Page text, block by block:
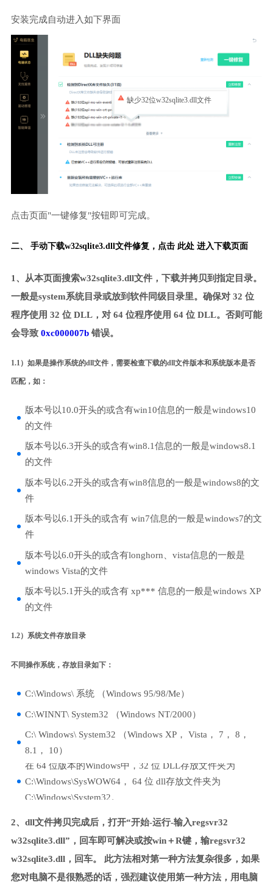
安装完成自动进入如下界面
缺少32位w32sqlite3.dll文件
点击页面"一键修复"按钮即可完成。
二、 手动下载w32sqlite3.dll文件修复， 点击 此处 进入下载页面
1、从本页面搜索w32sqlite3.dll文件，下载并拷贝到指定目录。
一般是system系统目录或放到软件同级目录里。确保对 32 位
程序使用 32 位 DLL，对 64 位程序使用 64 位 DLL。否则可能
会导致 0xc000007b错误。
1.1）如果是操作系统的dll文件，需要检查下载的dll文件版本和系统版本是否
匹配，如：
版本号以10.0开头的或含有win10信息的一般是windows10
的文件
版本号以6.3开头的或含有win8.1信息的一般是windows8.1
的文件
版本号以6.2开头的或含有win8信息的一般是windows8的文
件
版本号以6.1开头的或含有 win7信息的一般是windows7的文
件
版本号以6.0开头的或含有longhorn、vista信息的一般是
windows Vista的文件
版本号以5.1开头的或含有 xp*** 信息的一般是windows XP
的文件
1.2）系统文件存放目录
不同操作系统，存放目录如下：
C:\Windows\ 系统 （Windows 95/98/Me）
C:\WINNT\ System32 （Windows NT/2000）
C:\ Windows\ System32 （Windows XP， Vista， 7， 8，
8.1， 10）
在 64 位版本的Windows中，32 位 DLL存放文件夹为
C:\Windows\SysWOW64， 64 位 dll存放文件夹为
C:\Windows\System32。
2、dll文件拷贝完成后，打开“开始-运行-输入regsvr32
w32sqlite3.dll”，回车即可解决或按win＋R键，输regsvr32
w32sqlite3.dll，回车。 此方法相对第一种方法复杂很多，如果
您对电脑不是很熟悉的话，强烈建议使用第一种方法，用电脑